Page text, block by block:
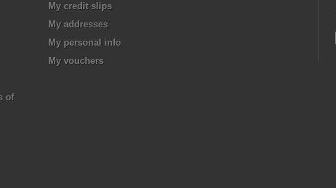
of
My credit slips
My addresses
My personal info
My vouchers